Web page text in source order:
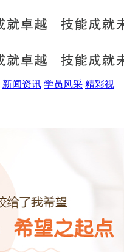
新闻资讯 学员风采 精彩视